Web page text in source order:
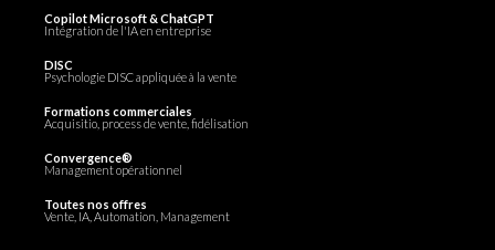
Copilot Microsoft & ChatGPT
Intégration de l'IA en entreprise
DISC
Psychologie DISC appliquée à la vente
Formations commerciales
Acquisitio, process de vente, fidélisation
Convergence®
Management opérationnel
Toutes nos offres
Vente, IA, Automation, Management